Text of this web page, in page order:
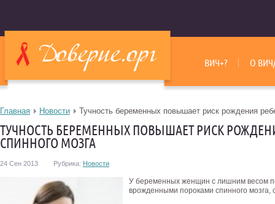
ВИЧ+? О
Главная Новости Тучность беременных повышает риск рождения
ТУЧНОСТЬ БЕРЕМЕННЫХ ПОВЫШАЕТ РИСК
СПИННОГО МОЗГА
24 Сен 2013 Рубрика: Новости
У беременных женщин с лишним весом
врожденными пороками спинного мозга,